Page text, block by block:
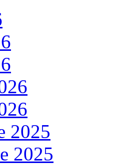
2025
2025